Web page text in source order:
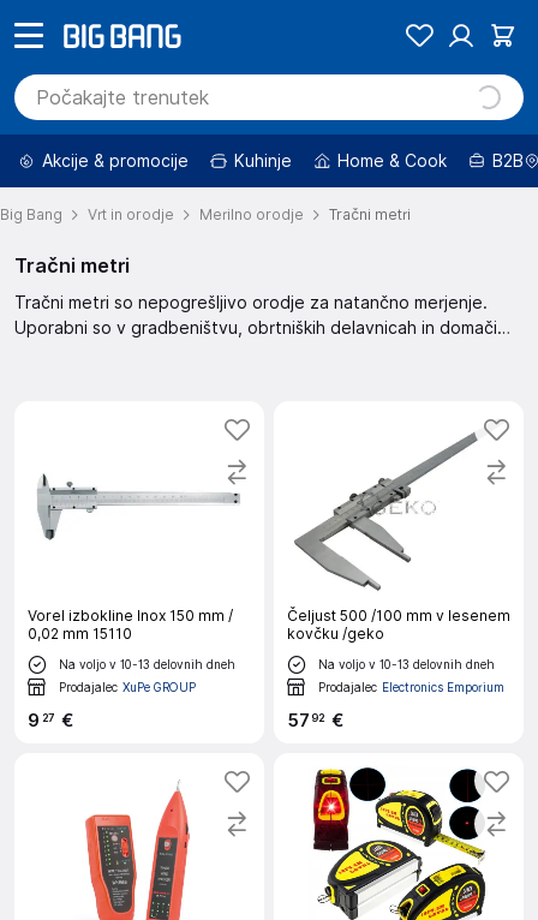
Akcije & promocije Kuhinje Home & Cook B2B
Big Bang Vrt in orodje Merilno orodje Tračni metri
Tračni metri
Tračni metri so nepogrešljivo orodje za natančno merjenje.
Uporabni so v gradbeništvu, obrtniških delavnicah in domači
Vorel izbokline Inox 150 mm /
0,02 mm 15110
Na voljo v 10-13 delovnih dneh
Prodajalec XuPe GROUP
9 27 €
Čeljust 500 /100 mm v lesenem
kovčku /geko
Na voljo v 10-13 delovnih dneh
Prodajalec Electronics Emporium
5792 €